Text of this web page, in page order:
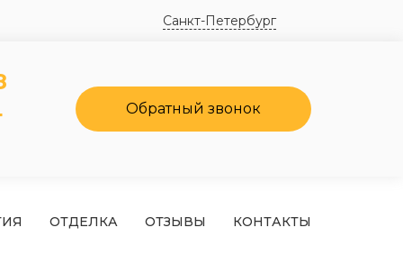
Санкт-Петербург
Обратный звонок
ОТДЕЛКА ОТЗЫВЫ КОНТАКТЫ